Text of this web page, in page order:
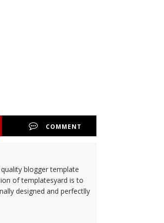
COMMENT
blogger template
of templatesyard is to
designed and perfectlly